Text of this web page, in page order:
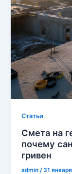
Cтатьи
Смета на
почему
гривен
admin /31